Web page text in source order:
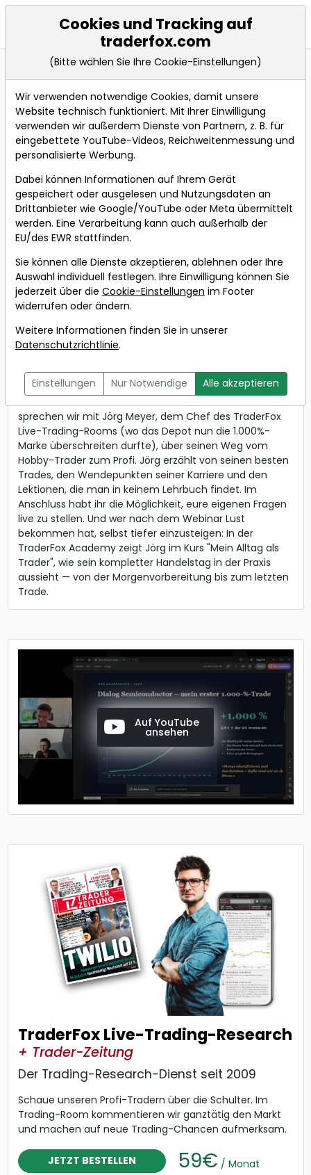
Events
Bevorstehende Webinare Alle Aufzeichnungen
Über neue Webinare per
Telegram oder Email
informieren lassen.
Webinare-Alert
1000% erreicht:
Interview und Q&A
mit Profi-Trader
Jörg Meyer, Chef
des Live-Trading-
Rooms
Wann:Dienstag, 9. Juni
Wie wird aus einer Leidenschaft für die Börse ein
Vollzeit-Beruf? In diesem kostenlosen Live-Webinar
sprechen wir mit Jörg Meyer, dem Chef des TraderFox
Live-Trading-Rooms (wo das Depot nun die 1.000%-
Marke überschreiten durfte), über seinen Weg vom
Hobby-Trader zum Profi. Jörg erzählt von seinen besten
Trades, den Wendepunkten seiner Karriere und den
Lektionen, die man in keinem Lehrbuch findet. Im
Anschluss habt ihr die Möglichkeit, eure eigenen Fragen
live zu stellen. Und wer nach dem Webinar Lust
bekommen hat, selbst tiefer einzusteigen: In der
TraderFox Academy zeigt Jörg im Kurs "Mein Alltag als
Trader", wie sein kompletter Handelstag in der Praxis
aussieht — von der Morgenvorbereitung bis zum letzten
Trade.
Auf YouTube
ansehen
TraderFox Live-Trading-Research
+ Trader-Zeitung
Der Trading-Research-Dienst seit 2009
Schaue unseren Profi-Tradern über die Schulter. Im
Trading-Room kommentieren wir ganztätig den Markt
und machen auf neue Trading-Chancen aufmerksam.
JETZT BESTELLEN 59€ / Monat
Cookies und Tracking auf
traderfox.com
(Bitte wählen Sie Ihre Cookie-Einstellungen)
Wir verwenden notwendige Cookies, damit unsere
Website technisch funktioniert. Mit Ihrer Einwilligung
verwenden wir außerdem Dienste von Partnern, z. B. für
eingebettete YouTube-Videos, Reichweitenmessung und
personalisierte Werbung.
Dabei können Informationen auf Ihrem Gerät
gespeichert oder ausgelesen und Nutzungsdaten an
Drittanbieter wie Google/YouTube oder Meta übermittelt
werden. Eine Verarbeitung kann auch außerhalb der
EU/des EWR stattfinden.
Sie können alle Dienste akzeptieren, ablehnen oder Ihre
Auswahl individuell festlegen. Ihre Einwilligung können Sie
jederzeit über die Cookie-Einstellungen im Footer
widerrufen oder ändern.
Weitere Informationen finden Sie in unserer
Datenschutzrichtlinie.
Einstellungen Nur Notwendige Alle akzeptieren